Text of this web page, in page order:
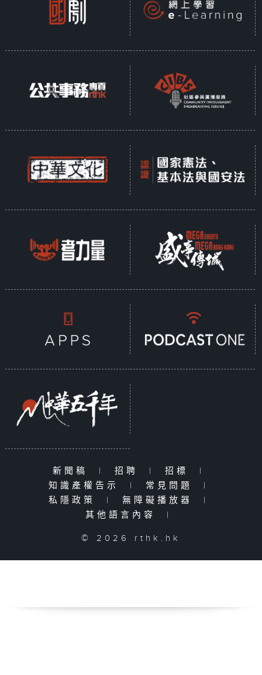
新聞稿 | 招聘 | 招標
|
知識產權告示
| 常見問題
|
私隱政策
| 無障礙播放器
|
其他語言內容
|
© 2026 rthk.hk